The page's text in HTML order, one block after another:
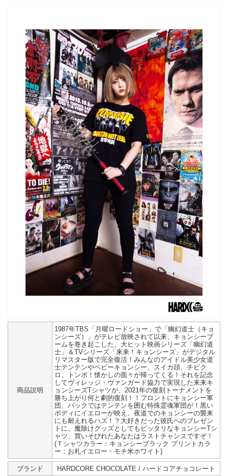
商品説明
1987年TBS「月曜ロードショー」で「幽幻道士（キョ
ンシーズ）」がテレビ放映されて以来、キョンシーブ
ームを巻き起こした、大ヒット映画シリーズ「幽幻道
士」＆TVシリーズ「来来！キョンシーズ」がデジタル
リマスター版で完全復活！みんなのアイドル美少女道
士テンテンやベビーキョンシー、スイカ頭、チビク
ロ、トンボ！懐かしの面々が帰ってくる！それを記念
してヴィレッジ・ヴァンガード協力で実現した来来キ
ョンシーズTシャツが、2021年の復刻トーナメントを
勝ち上がり何と劇的復刻！！フロントにキョンシー軍
団、バックではテンテンを囲む特殊霊魂軍団が！黒い
ボディにイエローが映え、夜道でのキョンシーの襲来
にも耐えれるハズ！？大好きだった彼氏へのプレゼン
トに、魔除けグッズとしてもピッタリなキョンシーTシ
ャツ、買いそびれたあなたはラストチャンスですぞ！
(Ｔシャツカラー：キョンシーブラック プリントカラ
ー：お札イエロー・モチ米ホワイト)
ブランド HARDCORE CHOCOLATE / ハードコアチョコレート